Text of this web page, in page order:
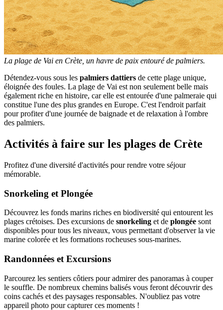
La plage de Vai en Crète, un havre de paix entouré de palmiers.
Détendez-vous sous les palmiers dattiers de cette plage unique,
éloignée des foules. La plage de Vai est non seulement belle mais
également riche en histoire, car elle est entourée d'une palmeraie qui
constitue l'une des plus grandes en Europe. C'est l'endroit parfait
pour profiter d'une journée de baignade et de relaxation à l'ombre
des palmiers.
Activités à faire sur les plages de Crète
Profitez d'une diversité d'activités pour rendre votre séjour
mémorable.
Snorkeling et Plongée
Découvrez les fonds marins riches en biodiversité qui entourent les
plages crétoises. Des excursions de snorkeling et de plongée sont
disponibles pour tous les niveaux, vous permettant d'observer la vie
marine colorée et les formations rocheuses sous-marines.
Randonnées et Excursions
Parcourez les sentiers côtiers pour admirer des panoramas à couper
le souffle. De nombreux chemins balisés vous feront découvrir des
coins cachés et des paysages responsables. N'oubliez pas votre
appareil photo pour capturer ces moments !